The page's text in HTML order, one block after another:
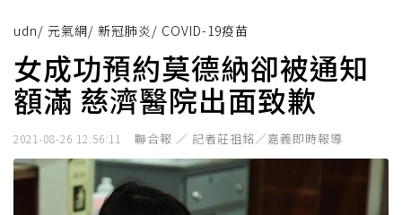
udn/ 元氣網/ 新冠肺炎 / COVID-19疫苗
女成功預約莫德納卻被通知
額滿 慈濟醫院出面致歉
2021-08-26 12:56:11 聯合報 ／ 記者莊祖銘／嘉義即時報導